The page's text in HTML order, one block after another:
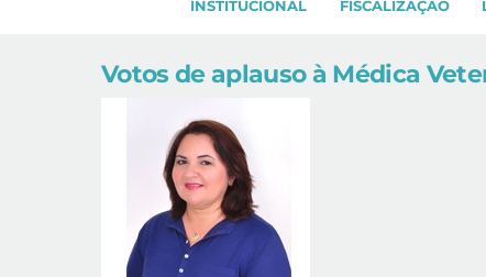
INSTITUCIONAL FISCALIZAÇÃO
Votos de aplauso à Médica